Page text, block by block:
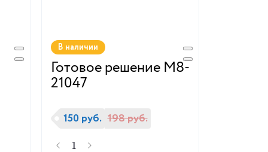
В наличии
Готовое решение М8-
21047
198 руб.
150 руб.